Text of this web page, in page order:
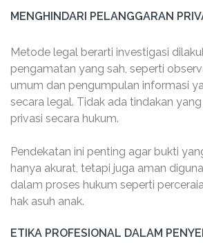
MENGHINDARI PELANGGARAN
Metode legal berarti investigasi
pengamatan yang sah, seperti
umum dan pengumpulan informasi
secara legal. Tidak ada tindakan
privasi secara hukum.
Pendekatan ini penting agar bukti
hanya akurat, tetapi juga aman
dalam proses hukum seperti
hak asuh anak.
ETIKA PROFESIONAL DALAM